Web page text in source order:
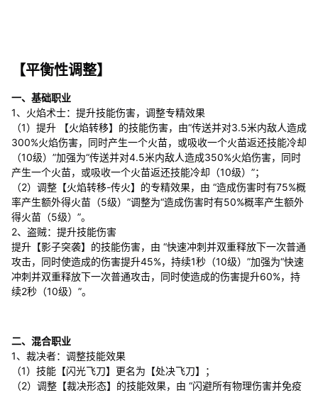
【平衡性调整】
一、基础职业
1、火焰术士：提升技能伤害，调整专精效果
（1）提升 【火焰转移】的技能伤害，由“传送并对3.5米内敌人造成
300%火焰伤害，同时产生一个火苗，或吸收一个火苗返还技能冷却
（10级）”加强为“传送并对4.5米内敌人造成350%火焰伤害，同时
产生一个火苗，或吸收一个火苗返还技能冷却（10级）”；
（2）调整【火焰转移-传火】的专精效果，由 “造成伤害时有75%概
率产生额外得火苗（5级）”调整为“造成伤害时有50%概率产生额外
得火苗（5级）”。
2、盗贼：提升技能伤害
提升【影子突袭】的技能伤害，由 “快速冲刺并双重释放下一次普通
攻击，同时使造成的伤害提升45%，持续1秒（10级）”加强为“快速
冲刺并双重释放下一次普通攻击，同时使造成的伤害提升60%，持
续2秒（10级）”。
二、混合职业
1、裁决者：调整技能效果
（1）技能【闪光飞刀】更名为【处决飞刀】；
（2）调整【裁决形态】的技能效果，由 “闪避所有物理伤害并免疫